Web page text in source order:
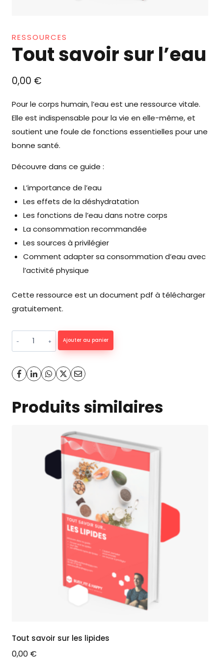
RESSOURCES
Tout savoir sur l’eau
0,00 €
Pour le corps humain, l’eau est une ressource vitale.
Elle est indispensable pour la vie en elle-même, et
soutient une foule de fonctions essentielles pour une
bonne santé.
Découvre dans ce guide :
L’importance de l’eau
Les effets de la déshydratation
Les fonctions de l’eau dans notre corps
La consommation recommandée
Les sources à privilégier
Comment adapter sa consommation d’eau avec
l’activité physique
Cette ressource est un document pdf à télécharger
gratuitement.
quantité
de
Tout
savoir
l'eau
Ajouter au panier
Produits similaires
Tout savoir sur les lipides
0,00 €